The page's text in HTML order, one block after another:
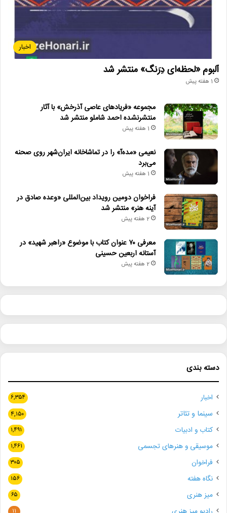
اخبار
آلبوم «لحظه‌ای دِرَنگ» منتشر شد
1 هفته پیش
مجموعه «فریادهای عاصی آذرخش» با آثار
منتشرنشده احمد شاملو منتشر شد
1 هفته پیش
نعیمی «مده‌آ» را در تماشاخانه ایران‌شهر روی صحنه
می‌برد
1 هفته پیش
فراخوان دومین رویداد بین‌المللی «وعده صادق در
آینه هنر» منتشر شد
2 هفته پیش
معرفی ۷۰ عنوان کتاب با موضوع «راهبر شهید» در
آستانه اربعین حسینی
2 هفته پیش
دسته بندی
اخبار ۶,۳۵۴
سینما و تئاتر ۴,۱۵۰
کتاب و ادبیات ۱,۴۹۱
موسیقی و هنرهای تجسمی ۱,۴۶۱
فراخوان ۳۰۵
نگاه هفته ۱۵۶
میز هنری ۶۵